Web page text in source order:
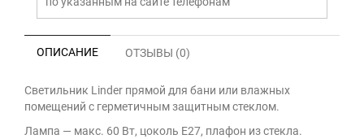
ОПИСАНИЕ ОТЗЫВЫ (0)
Светильник Linder прямой для бани или влажных
помещений с герметичным защитным стеклом.
Лампа — макс. 60 Вт, цоколь E27, плафон из стекла.